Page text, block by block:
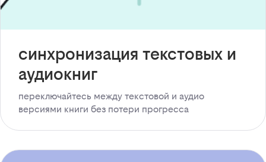
синхронизация текстовых и
аудиокниг
переключайтесь между текстовой и аудио
версиями книги без потери прогресса